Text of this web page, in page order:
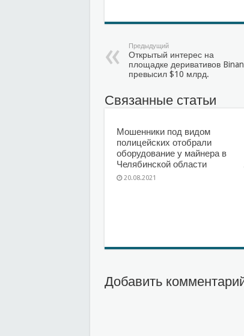
Предыдущий
Открытый интерес на
площадке деривативов
превысил $10 млрд.
Связанные статьи
Мошенники под видом
полицейских отобрали
оборудование у майнера в
Челябинской области
20.08.2021
Добавить